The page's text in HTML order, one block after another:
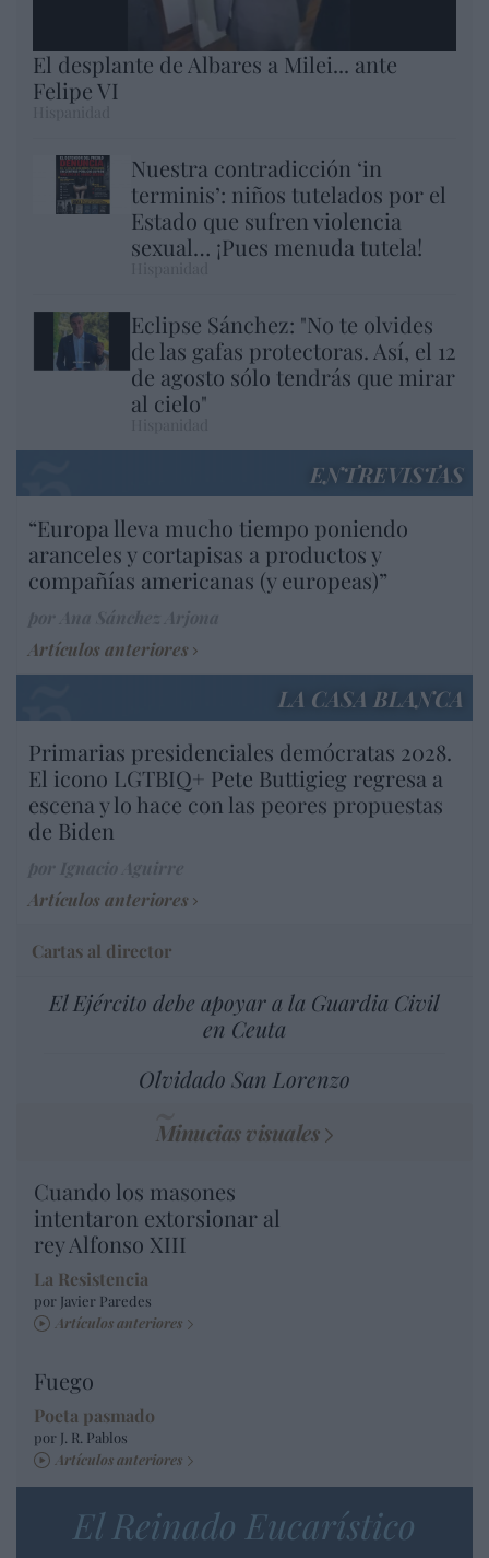
El desplante de Albares a Milei... ante
Felipe VI
Nuestra contradicción ‘in
terminis’: niños tutelados por el
Estado que sufren violencia
sexual… ¡Pues menuda tutela!
Eclipse Sánchez: "No te olvides
de las gafas protectoras. Así, el 12
de agosto sólo tendrás que mirar
al cielo"
ENTREVISTAS
“Europa lleva mucho tiempo poniendo
aranceles y cortapisas a productos y
compañías americanas (y europeas)”
Artículos anteriores
LA CASA BLANCA
Primarias presidenciales demócratas 2028.
El icono LGTBIQ+ Pete Buttigieg regresa a
escena y lo hace con las peores propuestas
de Biden
Artículos anteriores
Cartas al director
El Ejército debe apoyar a la Guardia Civil
en Ceuta
Olvidado San Lorenzo
Minucias visuales
Cuando los masones
intentaron extorsionar al
rey Alfonso XIII
La Resistencia
por Javier Paredes
Artículos anteriores
Fuego
Poeta pasmado
por J. R. Pablos
Artículos anteriores
El Reinado Eucarístico